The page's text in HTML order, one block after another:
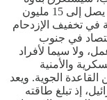
سبع سنوات، وسيكون قادرا على إستيعاب ما يصل إلى 15 مليون
في تخفيف الإزدحام
في جنوب
50 ألف فرصة عمل، ولا سيما لأفراد
والأمنية
الجوية. ويعد
إذ تبلغ طاقته